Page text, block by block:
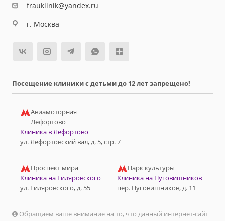
frauklinik@yandex.ru
г. Москва
Посещение клиники с детьми до 12 лет запрещено!
Авиамоторная
Лефортово
Клиника в Лефортово
ул. Лефортовский вал, д. 5, стр. 7
Проспект мира
Клиника на Гиляровского
ул. Гиляровского, д. 55
Парк культуры
Клиника на Пуговишников
пер. Пуговишников, д. 11
Обращаем ваше внимание на то, что данный интернет-сайт